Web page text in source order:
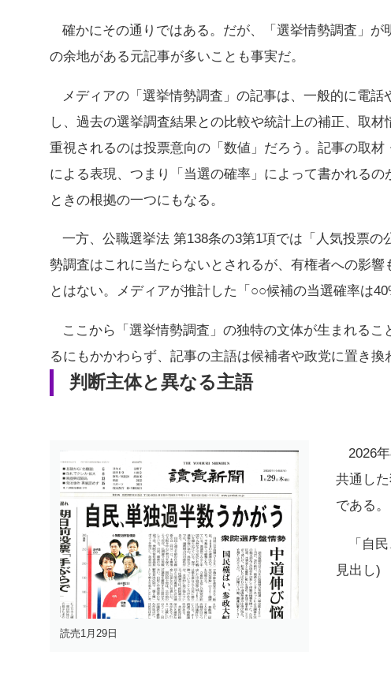
確かにその通りではある。だが、「選挙情勢調査」
の余地がある元記事が多いことも事実だ。
メディアの「選挙情勢調査」の記事は、一般的に電
し、過去の選挙調査結果との比較や統計上の補正、取
重視されるのは投票意向の「数値」だろう。記事の取
による表現、つまり「当選の確率」によって書かれる
ときの根拠の一つにもなる。
一方、公職選挙法 第138条の3第1項では「人気投票
勢調査はこれに当たらないとされるが、有権者への影
とはない。メディアが推計した「○○候補の当選確率は
ここから「選挙情勢調査」の独特の文体が生まれる
るにもかかわらず、記事の主語は候補者や政党に置き換
判断主体と異なる主語
読売1月29日
2026
共通し
である。
「自
見出し)